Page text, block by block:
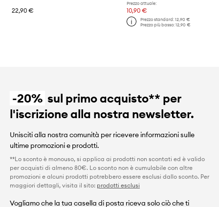
22,90 €
Prezzo attuale:
10,90 €
Prezzo standard: 12,90 €
Prezzo più basso: 12,90 €
-20% sul primo acquisto** per
l'iscrizione alla nostra newsletter.
Unisciti alla nostra comunità per ricevere informazioni sulle
ultime promozioni e prodotti.
**Lo sconto è monouso, si applica ai prodotti non scontati ed è valido
per acquisti di almeno 80€. Lo sconto non è cumulabile con altre
promozioni e alcuni prodotti potrebbero essere esclusi dallo sconto. Per
maggiori dettagli, visita il sito: prodotti esclusi
Vogliamo che la tua casella di posta riceva solo ciò che ti